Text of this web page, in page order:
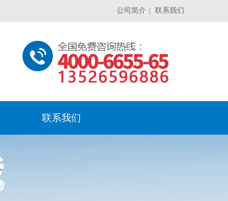
公司简介 联系我们
联系我们